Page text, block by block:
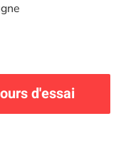
d'essai